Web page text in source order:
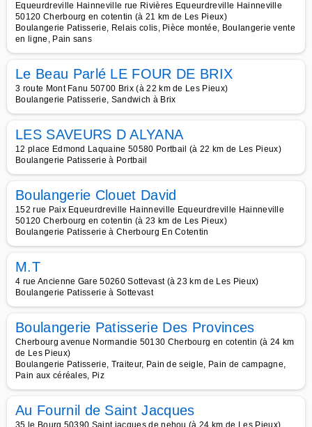
Equeurdreville Hainneville rue Rivières Equeurdreville Hainneville
50120 Cherbourg en cotentin (à 21 km de Les Pieux)
Boulangerie Patisserie, Relais colis, Pièce montée, Boulangerie vente
en ligne, Pain sans
Le Beau Parlé LE FOUR DE BRIX
3 route Mont Fanu 50700 Brix (à 22 km de Les Pieux)
Boulangerie Patisserie, Sandwich à Brix
LES SAVEURS D ALYANA
12 place Edmond Laquaine 50580 Portbail (à 22 km de Les Pieux)
Boulangerie Patisserie à Portbail
Boulangerie Clouet David
152 rue Paix Equeurdreville Hainneville Equeurdreville Hainneville
50120 Cherbourg en cotentin (à 23 km de Les Pieux)
Boulangerie Patisserie à Cherbourg En Cotentin
M.T
4 rue Ancienne Gare 50260 Sottevast (à 23 km de Les Pieux)
Boulangerie Patisserie à Sottevast
Boulangerie Patisserie Des Provinces
Cherbourg avenue Normandie 50130 Cherbourg en cotentin (à 24 km
de Les Pieux)
Boulangerie Patisserie, Traiteur, Pain de seigle, Pain de campagne,
Pain aux céréales, Piz
Au Fournil de Saint Jacques
35 le Bourg 50390 Saint jacques de nehou (à 24 km de Les Pieux)